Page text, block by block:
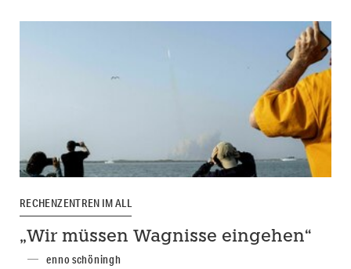
RECHENZENTREN IM ALL
„Wir müssen Wagnisse eingehen“
enno schöningh